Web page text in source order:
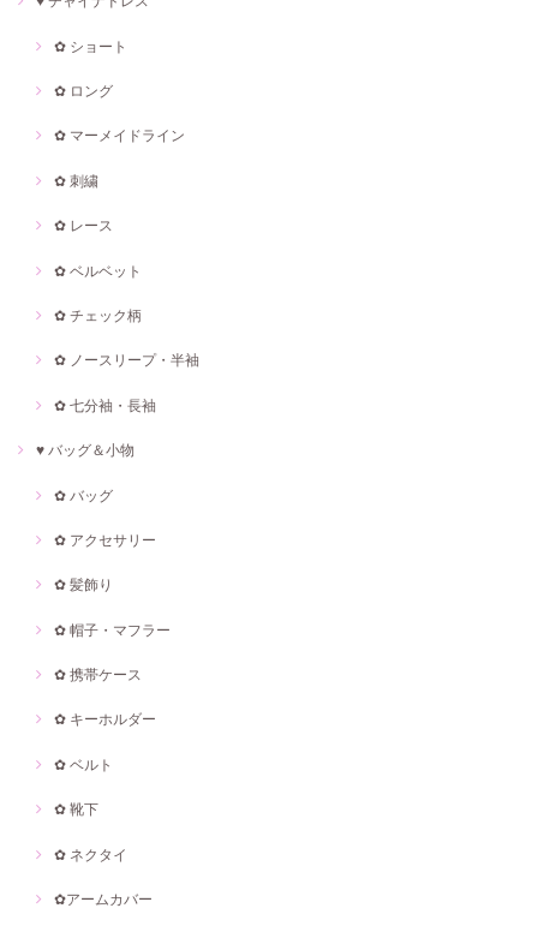
✿ ショート
✿ ロング
✿ マーメイドライン
✿ 刺繍
✿ レース
✿ ベルベット
✿ チェック柄
✿ ノースリープ・半袖
✿ 七分袖・長袖
♥ バッグ＆小物
✿ バッグ
✿ アクセサリー
✿ 髪飾り
✿ 帽子・マフラー
✿ 携帯ケース
✿ キーホルダー
✿ ベルト
✿ 靴下
✿ ネクタイ
✿アームカバー